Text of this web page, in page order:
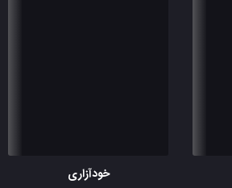
خودآزاری